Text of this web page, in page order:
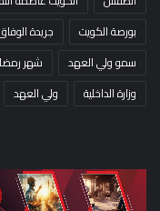
بورصة الكويت
جريدة
سمو ولي العهد
شهر
وزارة الداخلية
ولي العهد